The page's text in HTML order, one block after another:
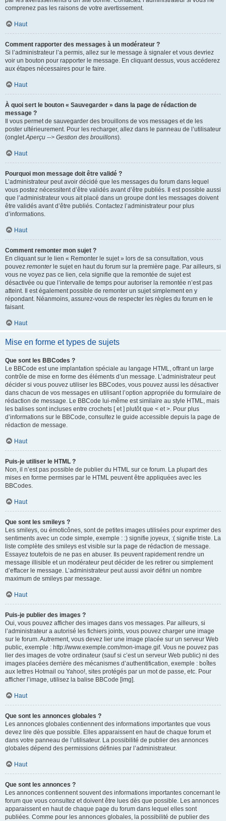
comprenez pas les raisons de votre avertissement.
Haut
Comment rapporter des messages à un modérateur ?
Si l’administrateur l’a permis, allez sur le message à signaler et vous devriez
voir un bouton pour rapporter le message. En cliquant dessus, vous accéderez
aux étapes nécessaires pour le faire.
Haut
À quoi sert le bouton « Sauvegarder » dans la page de rédaction de
message ?
Il vous permet de sauvegarder des brouillons de vos messages et de les
poster ultérieurement. Pour les recharger, allez dans le panneau de l’utilisateur
(ongletAperçu --> Gestion des brouillons).
Haut
Pourquoi mon message doit être validé ?
L’administrateur peut avoir décidé que les messages du forum dans lequel
vous postez nécessitent d’être validés avant d’être publiés. Il est possible aussi
que l’administrateur vous ait placé dans un groupe dont les messages doivent
être validés avant d’être publiés. Contactez l’administrateur pour plus
d’informations.
Haut
Comment remonter mon sujet ?
En cliquant sur le lien « Remonter le sujet » lors de sa consultation, vous
pouvez remonterle sujet en haut du forum sur la première page. Par ailleurs, si
vous ne voyez pas ce lien, cela signifie que la remontée de sujet est
désactivée ou que l’intervalle de temps pour autoriser la remontée n’est pas
atteint. Il est également possible de remonter un sujet simplement en y
répondant. Néanmoins, assurez-vous de respecter les règles du forum en le
faisant.
Haut
Mise en forme et types de sujets
Que sont les BBCodes ?
Le BBCode est une implantation spéciale au langage HTML, offrant un large
contrôle de mise en forme des éléments d’un message. L’administrateur peut
décider si vous pouvez utiliser les BBCodes, vous pouvez aussi les désactiver
dans chacun de vos messages en utilisant l’option appropriée du formulaire de
rédaction de message. Le BBCode lui-même est similaire au style HTML, mais
les balises sont incluses entre crochets [ et ] plutôt que < et >. Pour plus
d’informations sur le BBCode, consultez le guide accessible depuis la page de
rédaction de message.
Haut
Puis-je utiliser le HTML ?
Non, il n’est pas possible de publier du HTML sur ce forum. La plupart des
mises en forme permises par le HTML peuvent être appliquées avec les
BBCodes.
Haut
Que sont les smileys ?
Les smileys, ou émoticônes, sont de petites images utilisées pour exprimer des
sentiments avec un code simple, exemple : :) signifie joyeux, :( signifie triste. La
liste complète des smileys est visible sur la page de rédaction de message.
Essayez toutefois de ne pas en abuser. Ils peuvent rapidement rendre un
message illisible et un modérateur peut décider de les retirer ou simplement
d’effacer le message. L’administrateur peut aussi avoir défini un nombre
maximum de smileys par message.
Haut
Puis-je publier des images ?
Oui, vous pouvez afficher des images dans vos messages. Par ailleurs, si
l’administrateur a autorisé les fichiers joints, vous pouvez charger une image
sur le forum. Autrement, vous devez lier une image placée sur un serveur Web
public, exemple : http://www.exemple.com/mon-image.gif. Vous ne pouvez pas
lier des images de votre ordinateur (sauf si c’est un serveur Web public) ni des
images placées derrière des mécanismes d’authentification, exemple : boîtes
aux lettres Hotmail ou Yahoo!, sites protégés par un mot de passe, etc. Pour
afficher l’image, utilisez la balise BBCode [img].
Haut
Que sont les annonces globales ?
Les annonces globales contiennent des informations importantes que vous
devez lire dès que possible. Elles apparaissent en haut de chaque forum et
dans votre panneau de l’utilisateur. La possibilité de publier des annonces
globales dépend des permissions définies par l’administrateur.
Haut
Que sont les annonces ?
Les annonces contiennent souvent des informations importantes concernant le
forum que vous consultez et doivent être lues dès que possible. Les annonces
apparaissent en haut de chaque page du forum dans lequel elles sont
publiées. Comme pour les annonces globales, la possibilité de publier des